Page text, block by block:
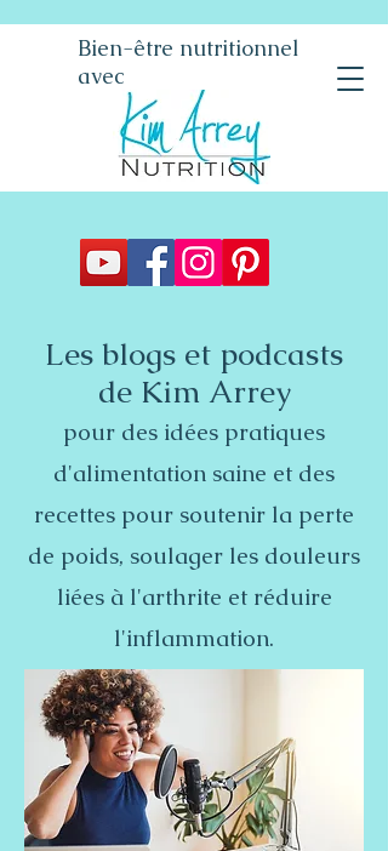
Bien-être nutritionnel
avec
Les blogs et podcasts
de Kim Arrey
pour des idées pratiques
d'alimentation saine et des
recettes pour soutenir la perte
de poids, soulager les douleurs
liées à l'arthrite et réduire
l'inflammation.